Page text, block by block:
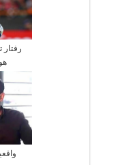
رفتار